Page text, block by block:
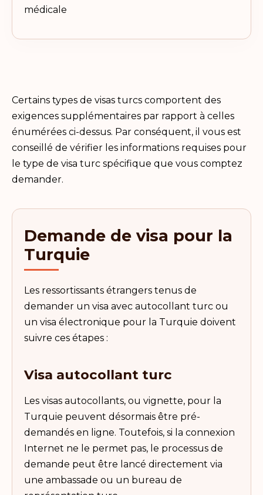
médicale
Certains types de visas turcs comportent des
exigences supplémentaires par rapport à celles
énumérées ci-dessus. Par conséquent, il vous est
conseillé de vérifier les informations requises pour
le type de visa turc spécifique que vous comptez
demander.
Demande de visa pour la
Turquie
Les ressortissants étrangers tenus de
demander un visa avec autocollant turc ou
un visa électronique pour la Turquie doivent
suivre ces étapes :
Visa autocollant turc
Les visas autocollants, ou vignette, pour la
Turquie peuvent désormais être pré-
demandés en ligne. Toutefois, si la connexion
Internet ne le permet pas, le processus de
demande peut être lancé directement via
une ambassade ou un bureau de